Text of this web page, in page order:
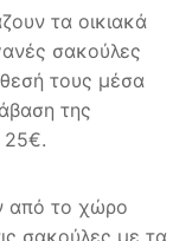
τα οικιακά
σακούλες
τους μέσα
της
25€.
από το χώρο
σακούλες με τα